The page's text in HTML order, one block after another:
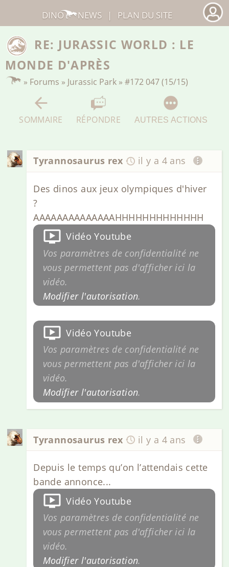
RE: JURASSIC WORLD : LE
MONDE D'APRÈS
» Forums » Jurassic Park »#172 047 (15/15)
SOMMAIRE RÉPONDRE AUTRES ACTIONS
Tyrannosaurus rex il y a 4 ans
Des dinos aux jeux olympiques d'hiver
?
AAAAAAAAAAAAAAHHHHHHHHHHHHH
Vidéo Youtube
Vos paramètres de confidentialité ne
vous permettent pas d'afficher ici la
vidéo.
Modifier l'autorisation.
Vidéo Youtube
Vos paramètres de confidentialité ne
vous permettent pas d'afficher ici la
vidéo.
Modifier l'autorisation.
Tyrannosaurus rex il y a 4 ans
Depuis le temps qu’on l’attendais cette
bande annonce...
Vidéo Youtube
Vos paramètres de confidentialité ne
vous permettent pas d'afficher ici la
vidéo.
Modifier l'autorisation.
DINO NEWS | PLAN DU SITE